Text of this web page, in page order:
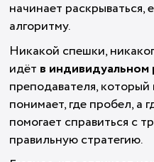
начинает раскрываться,
алгоритму.
Никакой спешки,
идёт в индивидуальном
преподавателя, который
понимает, где пробел, а
помогает справиться с
правильную стратегию.